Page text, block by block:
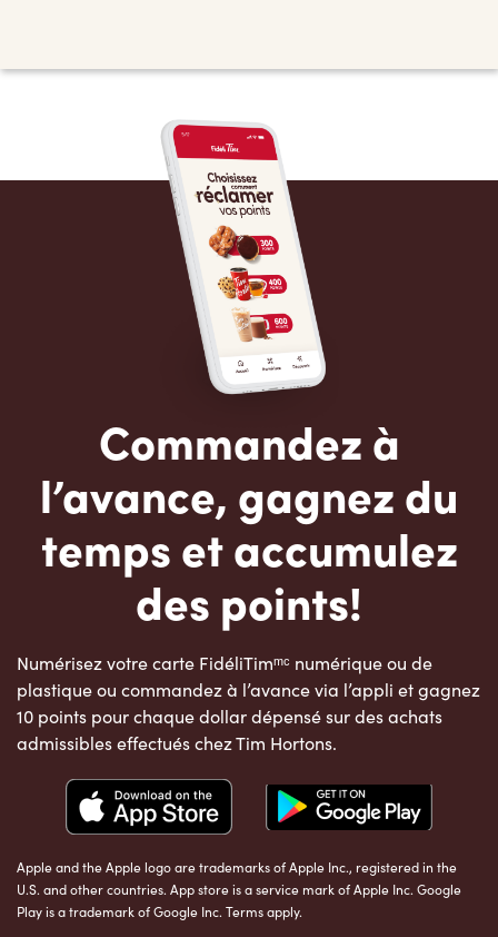
Commandez à
l’avance, gagnez du
temps et accumulez
des points!
Numérisez votre carte FidéliTimᵐᶜ numérique ou de
plastique ou commandez à l’avance via l’appli et gagnez
10 points pour chaque dollar dépensé sur des achats
admissibles effectués chez Tim Hortons.
Apple and the Apple logo are trademarks of Apple Inc., registered in the
U.S. and other countries. App store is a service mark of Apple Inc. Google
Play is a trademark of Google Inc. Terms apply.